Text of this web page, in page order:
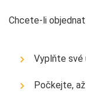
Chcete-li
Vyplňte své
Počkejte,